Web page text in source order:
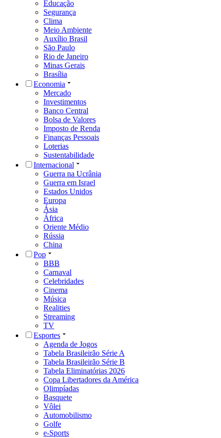
Educação
Segurança
Clima
Meio Ambiente
Auxílio Brasil
São Paulo
Rio de Janeiro
Minas Gerais
Brasília
Economia
Mercado
Investimentos
Banco Central
Bolsa de Valores
Imposto de Renda
Finanças Pessoais
Loterias
Sustentabilidade
Internacional
Guerra na Ucrânia
Guerra em Israel
Estados Unidos
Europa
Ásia
África
Oriente Médio
Rússia
China
Pop
BBB
Carnaval
Celebridades
Cinema
Música
Realities
Streaming
TV
Esportes
Agenda de Jogos
Tabela Brasileirão Série A
Tabela Brasileirão Série B
Tabela Eliminatórias 2026
Copa Libertadores da América
Olimpíadas
Basquete
Vôlei
Automobilismo
Golfe
e-Sports